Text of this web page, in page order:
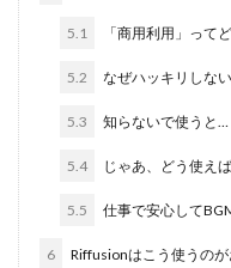
5.1 「商用利用」って
5.2 なぜハッキリしな
5.3 知らないで使うと…
5.4 じゃあ、どう使え
5.5 仕事で安心して
6 Riffusionはこう使うの